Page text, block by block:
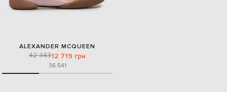
ALEXANDER MCQUEEN
42 34312 719 грн
36.541